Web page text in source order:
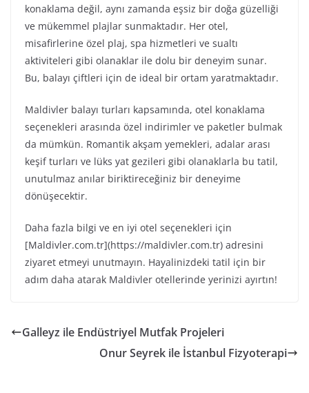
konaklama değil, aynı zamanda eşsiz bir doğa güzelliği
ve mükemmel plajlar sunmaktadır. Her otel,
misafirlerine özel plaj, spa hizmetleri ve sualtı
aktiviteleri gibi olanaklar ile dolu bir deneyim sunar.
Bu, balayı çiftleri için de ideal bir ortam yaratmaktadır.
Maldivler balayı turları kapsamında, otel konaklama
seçenekleri arasında özel indirimler ve paketler bulmak
da mümkün. Romantik akşam yemekleri, adalar arası
keşif turları ve lüks yat gezileri gibi olanaklarla bu tatil,
unutulmaz anılar biriktireceğiniz bir deneyime
dönüşecektir.
Daha fazla bilgi ve en iyi otel seçenekleri için
[Maldivler.com.tr](https://maldivler.com.tr) adresini
ziyaret etmeyi unutmayın. Hayalinizdeki tatil için bir
adım daha atarak Maldivler otellerinde yerinizi ayırtın!
Galleyz ile Endüstriyel Mutfak Projeleri
Onur Seyrek ile İstanbul Fizyoterapi